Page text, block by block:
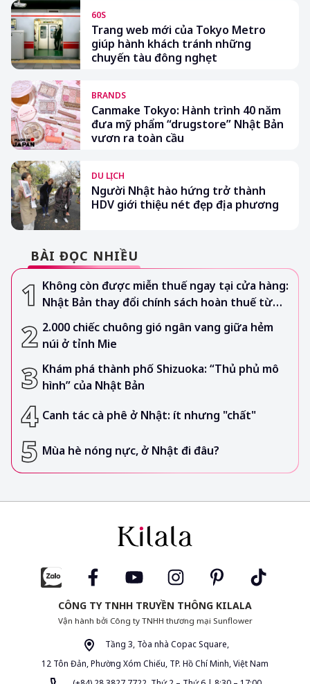
60S
Trang web mới của Tokyo Metro
giúp hành khách tránh những
chuyến tàu đông nghẹt
BRANDS
Canmake Tokyo: Hành trình 40 năm
đưa mỹ phẩm “drugstore” Nhật Bản
vươn ra toàn cầu
DU LỊCH
Người Nhật hào hứng trở thành
HDV giới thiệu nét đẹp địa phương
BÀI ĐỌC NHIỀU
Không còn được miễn thuế ngay tại cửa hàng:
Nhật Bản thay đổi chính sách hoàn thuế từ
tháng 11/2026
2.000 chiếc chuông gió ngân vang giữa hẻm
núi ở tỉnh Mie
Khám phá thành phố Shizuoka: “Thủ phủ mô
hình” của Nhật Bản
Canh tác cà phê ở Nhật: ít nhưng "chất"
Mùa hè nóng nực, ở Nhật đi đâu?
CÔNG TY TNHH TRUYỀN THÔNG KILALA
Vận hành bởi Công ty TNHH thương mại Sunflower
Tầng 3, Tòa nhà Copac Square,
12 Tôn Đản, Phường Xóm Chiếu, TP. Hồ Chí Minh, Việt Nam